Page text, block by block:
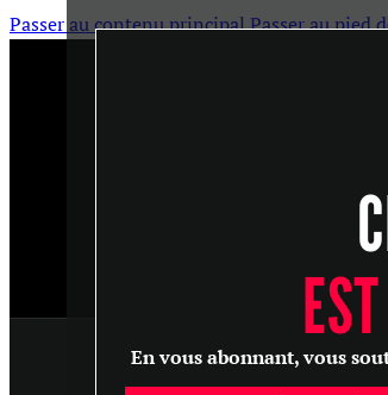
Passer au contenu principalPasser au pied
En vous abonnant, vous